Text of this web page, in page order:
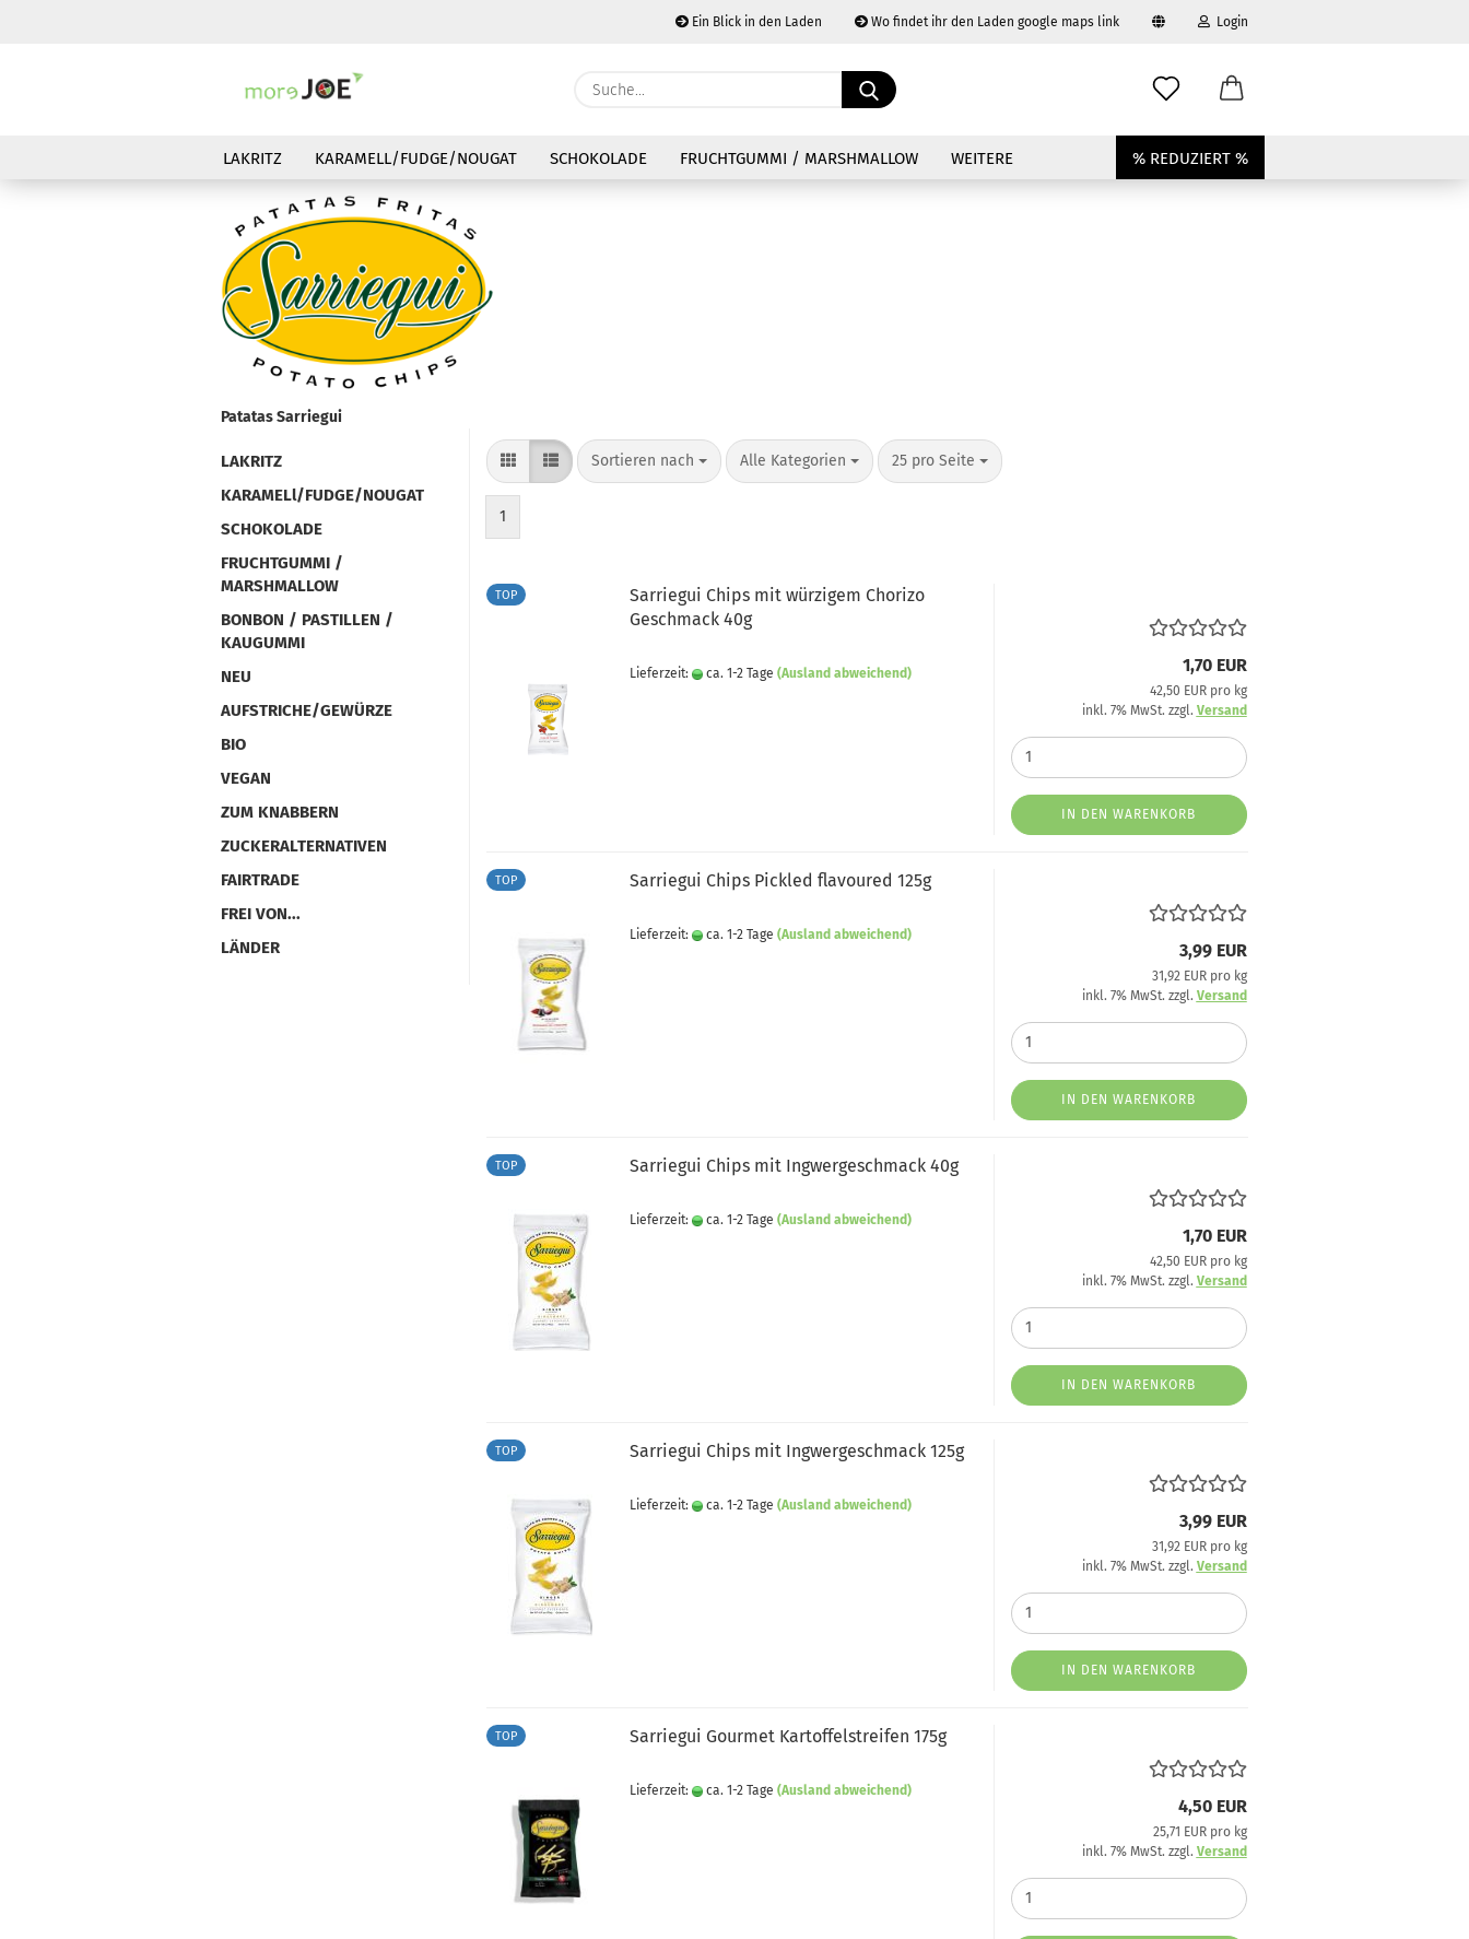
Ein Blick in den Laden Wo findet ihr den Laden google maps link
Währung auswählen
Login
Suche...
LAKRITZ KARAMELL/FUDGE/NOUGAT SCHOKOLADE FRUCHTGUMMI / MARSHMALLOW % REDUZIERT %
WEITERE
Patatas Sarriegui
LAKRITZ
KARAMELl/FUDGE/NOUGAT
SCHOKOLADE
FRUCHTGUMMI /
MARSHMALLOW
BONBON / PASTILLEN /
KAUGUMMI
NEU
AUFSTRICHE/GEWÜRZE
BIO
VEGAN
ZUM KNABBERN
ZUCKERALTERNATIVEN
FAIRTRADE
FREI VON...
LÄNDER
Sortieren nach
Sortieren nach Alle Kategorien
pro Seite 25 pro Seite
pro Seite
1
TOP
Sarriegui Chips mit würzigem Chorizo
Geschmack 40g
Lieferzeit: ca. 1-2 Tage (Ausland abweichend) 1,70 EUR
42,50 EUR pro kg
inkl. 7% MwSt. zzgl. Versand
IN DEN WARENKORB
TOP Sarriegui Chips Pickled flavoured 125g
Lieferzeit: ca. 1-2 Tage (Ausland abweichend)
3,99 EUR
31,92 EUR pro kg
inkl. 7% MwSt. zzgl. Versand
IN DEN WARENKORB
TOP Sarriegui Chips mit Ingwergeschmack 40g
Lieferzeit: ca. 1-2 Tage (Ausland abweichend)
1,70 EUR
42,50 EUR pro kg
inkl. 7% MwSt. zzgl. Versand
IN DEN WARENKORB
TOP Sarriegui Chips mit Ingwergeschmack 125g
Lieferzeit: ca. 1-2 Tage (Ausland abweichend)
3,99 EUR
31,92 EUR pro kg
inkl. 7% MwSt. zzgl. Versand
IN DEN WARENKORB
TOP Sarriegui Gourmet Kartoffelstreifen 175g
Lieferzeit: ca. 1-2 Tage (Ausland abweichend)
4,50 EUR
25,71 EUR pro kg
inkl. 7% MwSt. zzgl. Versand